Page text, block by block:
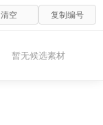
清空 复制编号
暂无候选素材